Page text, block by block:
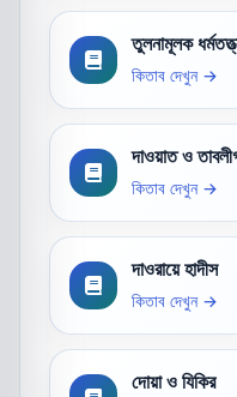
তুলনামূলক
কিতাব দেখুন →
দাওয়াত ও
কিতাব দেখুন →
দাওরায়ে হাদীস
কিতাব দেখুন →
দোয়া ও যিকির